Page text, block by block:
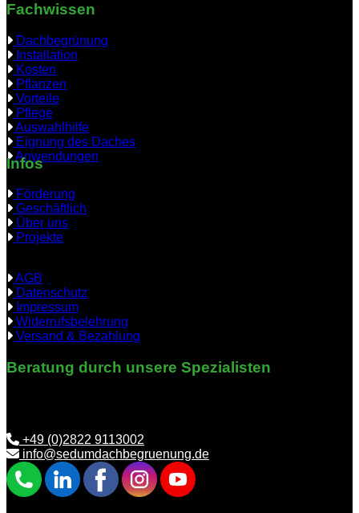
Fachwissen
Dachbegrünung
Installation
Kosten
Pflanzen
Vorteile
Pflege
Auswahlhilfe
Eignung des Daches
Anwendungen
Infos
Förderung
Geschäftlich
Über uns
Projekte
AGB
Datenschutz
Impressum
Widerrufsbelehrung
Versand & Bezahlung
Beratung durch unsere Spezialisten
+49 (0)2822 9113002
info@sedumdachbegruenung.de